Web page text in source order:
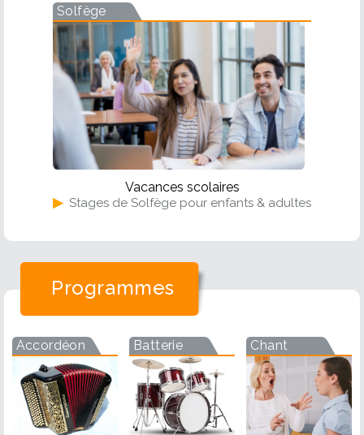
Solfège
Vacances scolaires
▶ Stages de Solfège pour enfants & adultes
Programmes
Accordéon Batterie Chant